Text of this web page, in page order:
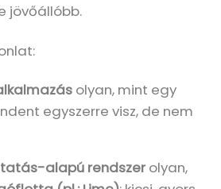
jövőállóbb.
olyan, mint egy
egyszerre visz, de nem
alapú rendszerolyan,